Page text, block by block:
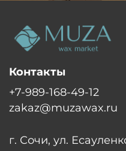
Контакты
+7-989-168-49-12
zakaz@muzawax.ru
г. Сочи, ул.